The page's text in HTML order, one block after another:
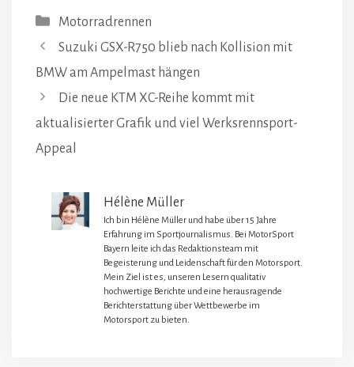
Kategorien
Motorradrennen
Suzuki GSX-R750 blieb nach Kollision mit
BMW am Ampelmast hängen
Die neue KTM XC-Reihe kommt mit
aktualisierter Grafik und viel Werksrennsport-
Appeal
Hélène Müller
Ich bin Hélène Müller und habe über 15 Jahre
Erfahrung im Sportjournalismus. Bei MotorSport
Bayern leite ich das Redaktionsteam mit
Begeisterung und Leidenschaft für den Motorsport.
Mein Ziel ist es, unseren Lesern qualitativ
hochwertige Berichte und eine herausragende
Berichterstattung über Wettbewerbe im
Motorsport zu bieten.